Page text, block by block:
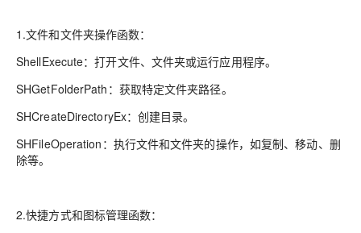
1.文件和文件夹操作函数：
ShellExecute：打开文件、文件夹或运行应用程序。
SHGetFolderPath：获取特定文件夹路径。
SHCreateDirectoryEx：创建目录。
SHFileOperation：执行文件和文件夹的操作，如复制、移动、删
除等。
2.快捷方式和图标管理函数：